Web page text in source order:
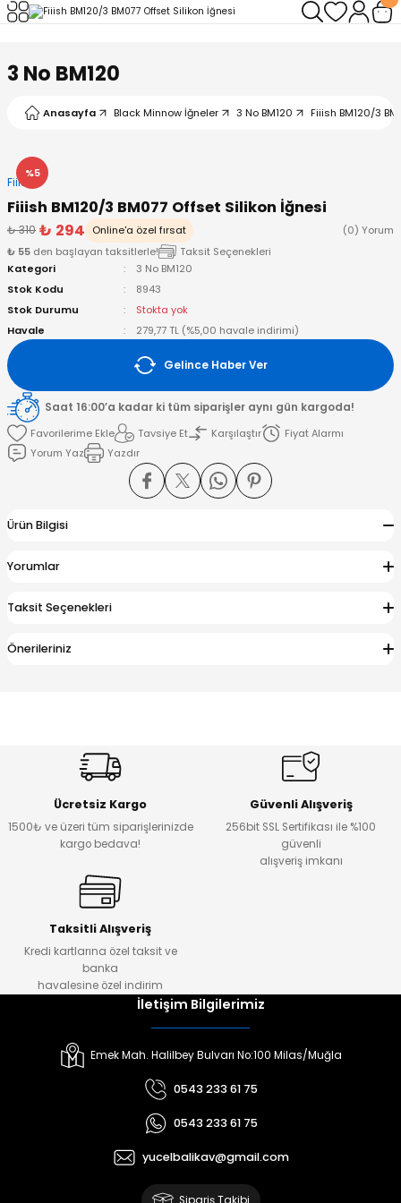
3 No BM120
Anasayfa Black Minnow İğneler 3 No BM120 Fiiish BM120/3
%5
Fiiish
Fiiish BM120/3 BM077 Offset Silikon İğnesi
₺ 310 ₺ 294 Online'a özel fırsat
(0) Yorum
₺ 55 den başlayan taksitlerle!
Taksit Seçenekleri
Kategori
3 No BM120
Stok Kodu
8943
Stok Durumu
Stokta yok
Havale
279,77 TL (%5,00 havale indirimi)
Gelince Haber Ver
Saat 16:00’a kadar ki tüm siparişler aynı gün kargoda!
Tavsiye Et
Karşılaştır
Fiyat Alarmı
Yorum Yaz
Yazdır
Ürün Bilgisi
Yorumlar
Taksit Seçenekleri
Önerileriniz
Ücretsiz Kargo
1500₺ ve üzeri tüm siparişlerinizde
kargo bedava!
Güvenli Alışveriş
256bit SSL Sertifikası ile %100
güvenli
alışveriş imkanı
Taksitli Alışveriş
Kredi kartlarına özel taksit ve
banka
havalesine özel indirim
İletişim Bilgilerimiz
Emek Mah. Halilbey Bulvarı No:100 Milas/Muğla
0543 233 61 75
0543 233 61 75
yucelbalikav@gmail.com
Sipariş Takibi
Geri Dön
Makineleri
Geri Dön
Kamışlar
Geri Dön
Misinalar
Misinalar
Geri Dön
- Klips
Halka
Geri Dön
Geri Dön
& El Feneri